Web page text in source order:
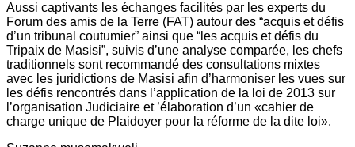
Aussi captivants les échanges facilités par les experts du
Forum des amis de la Terre (FAT) autour des “acquis et défis
d’un tribunal coutumier” ainsi que “les acquis et défis du
Tripaix de Masisi”, suivis d’une analyse comparée, les chefs
traditionnels sont recommandé des consultations mixtes
avec les juridictions de Masisi afin d’harmoniser les vues sur
les défis rencontrés dans l’application de la loi de 2013 sur
l’organisation Judiciaire et ’élaboration d’un «cahier de
charge unique de Plaidoyer pour la réforme de la dite loi».